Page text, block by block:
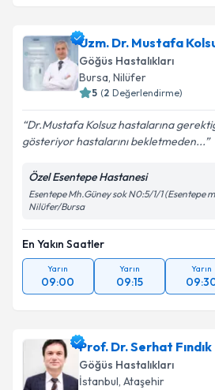
Uzm. Dr. Mustafa
Göğüs Hastalıkları
Bursa, Nilüfer
5 (2 Değerlendirme)
Dr.Mustafa Kolsuz hastalarına
gösteriyor hastalarını bekletmeden...
Özel Esentepe Hastanesi
Esentepe Mh.Güney sok N0:5/1/1 (Esentepe
Nilüfer/Bursa
En Yakın Saatler
Yarın
09:00
Yarın
09:15
Yarın
Prof. Dr. Serhat Fındık
Göğüs Hastalıkları
İstanbul, Ataşehir